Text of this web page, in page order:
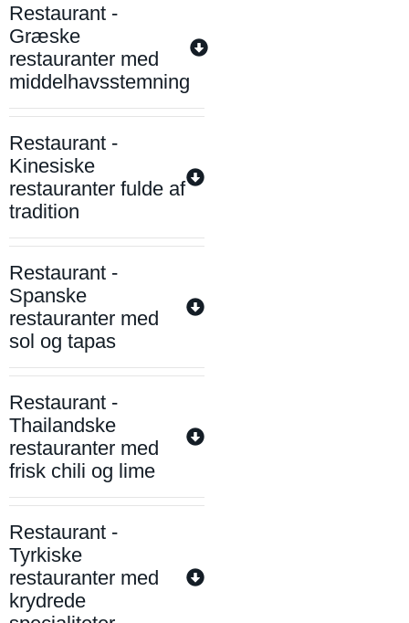
Restaurant -
Græske
restauranter med
middelhavsstemning
Restaurant -
Kinesiske
restauranter fulde af
tradition
Restaurant -
Spanske
restauranter med
sol og tapas
Restaurant -
Thailandske
restauranter med
frisk chili og lime
Restaurant -
Tyrkiske
restauranter med
krydrede